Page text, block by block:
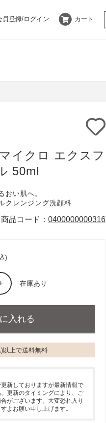
員登録/ログイン カート
采茶～SAICHA
イクロ エクスフ
50ml
おい肌へ。
クレンジング洗顔料
商品コード： 0400000000316
)
在庫あり
以上で送料無料
新しておりますが最新情報で
更新のタイミングにより、ご
がございます。大変恐れ入り
よお願い申し上げます。